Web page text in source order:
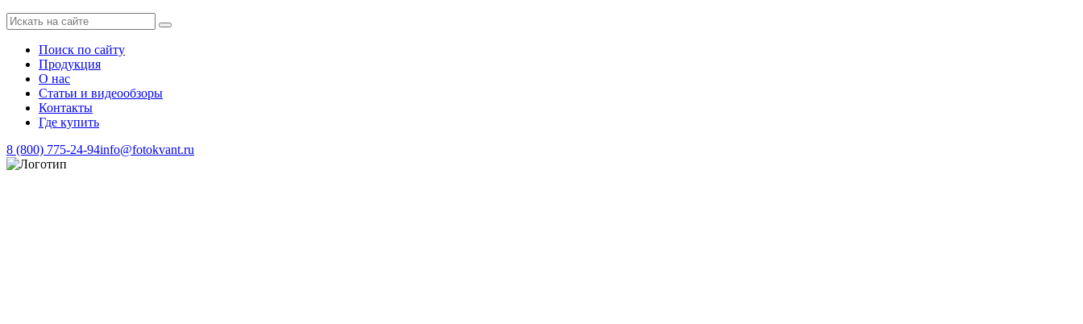
Поиск по сайту
Продукция
О нас
Статьи и видеообзоры
Контакты
Где купить
8 (800) 775-24-94info@fotokvant.ru